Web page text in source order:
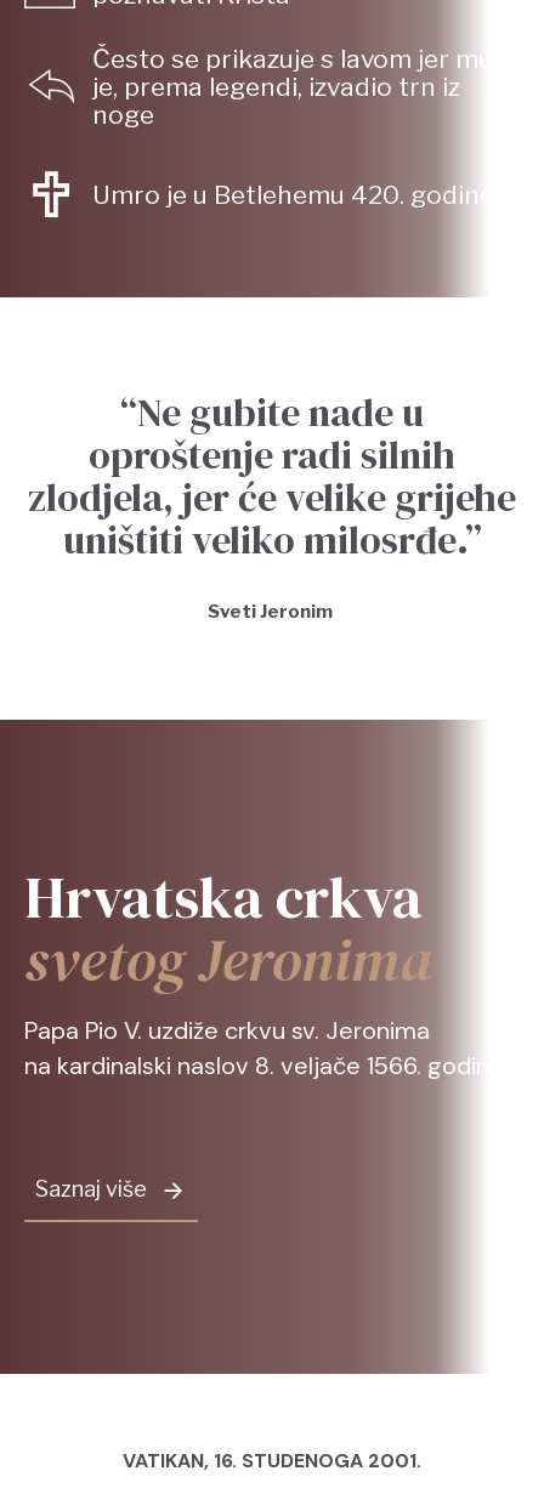
Često se prikazuje s lavom jer mu
je, prema legendi, izvadio trn iz
noge
Umro je u Betlehemu 420. godine
“Ne gubite nade u
oproštenje radi silnih
zlodjela, jer će velike grijehe
uništiti veliko milosrđe.”
Sveti Jeronim
Hrvatska crkva
svetog Jeronima
Papa Pio V. uzdiže crkvu sv. Jeronima
na kardinalski naslov 8. veljače 1566. godine
Saznaj više
VATIKAN, 16. STUDENOGA 2001.